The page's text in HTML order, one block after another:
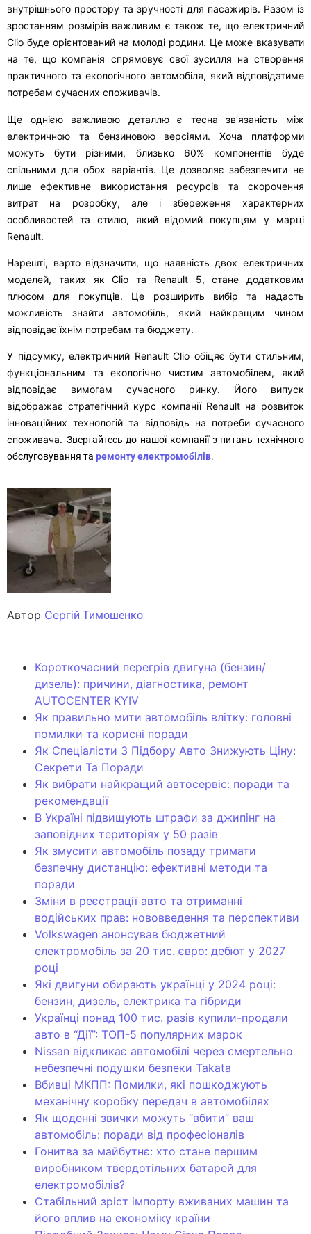
внутрішнього простору та зручності для пасажирів. Разом із
зростанням розмірів важливим є також те, що електричний
Clio буде орієнтований на молоді родини. Це може вказувати
на те, що компанія спрямовує свої зусилля на створення
практичного та екологічного автомобіля, який відповідатиме
потребам сучасних споживачів.
Ще однією важливою деталлю є тесна зв’язаність між
електричною та бензиновою версіями. Хоча платформи
можуть бути різними, близько 60% компонентів буде
спільними для обох варіантів. Це дозволяє забезпечити не
лише ефективне використання ресурсів та скорочення
витрат на розробку, але і збереження характерних
особливостей та стилю, який відомий покупцям у марці
Renault.
Нарешті, варто відзначити, що наявність двох електричних
моделей, таких як Clio та Renault 5, стане додатковим
плюсом для покупців. Це розширить вибір та надасть
можливість знайти автомобіль, який найкращим чином
відповідає їхнім потребам та бюджету.
У підсумку, електричний Renault Clio обіцяє бути стильним,
функціональним та екологічно чистим автомобілем, який
відповідає вимогам сучасного ринку. Його випуск
відображає стратегічний курс компанії Renault на розвиток
інноваційних технологій та відповідь на потреби сучасного
споживача. Звертайтесь до нашої компанії з питань технічного
обслуговування та ремонту електромобілів.
Автор Сергій Тимошенко
Короткочасний перегрів двигуна (бензин/
дизель): причини, діагностика, ремонт
AUTOCENTER KYIV
Як правильно мити автомобіль влітку: головні
помилки та корисні поради
Як Спеціалісти З Підбору Авто Знижують Ціну:
Секрети Та Поради
Як вибрати найкращий автосервіс: поради та
рекомендації
В Україні підвищують штрафи за джипінг на
заповідних територіях у 50 разів
Як змусити автомобіль позаду тримати
безпечну дистанцію: ефективні методи та
поради
Зміни в реєстрації авто та отриманні
водійських прав: нововведення та перспективи
Volkswagen анонсував бюджетний
електромобіль за 20 тис. євро: дебют у 2027
році
Які двигуни обирають українці у 2024 році:
бензин, дизель, електрика та гібриди
Українці понад 100 тис. разів купили-продали
авто в “Дії”: ТОП-5 популярних марок
Nissan відкликає автомобілі через смертельно
небезпечні подушки безпеки Takata
Вбивці МКПП: Помилки, які пошкоджують
механічну коробку передач в автомобілях
Як щоденні звички можуть “вбити” ваш
автомобіль: поради від професіоналів
Гонитва за майбутнє: хто стане першим
виробником твердотільних батарей для
електромобілів?
Стабільний зріст імпорту вживаних машин та
його вплив на економіку країни